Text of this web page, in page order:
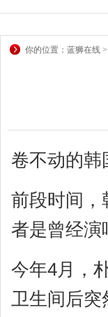
你的位置： 蓝狮在线 >
卷不动的韩
前段时间，
者是曾经演
今年4月，
卫生间后突